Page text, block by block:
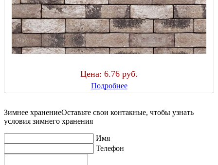
Цена: 6.76 руб.
Подробнее
Зимнее хранениеОставьте свои контакные, чтобы узнать
условия зимнего хранения
Имя
Телефон